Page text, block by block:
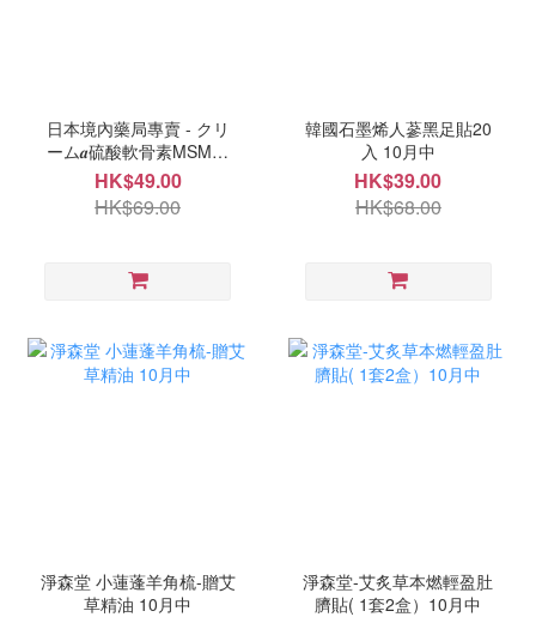
日本境內藥局專賣 - クリ
ーム𝒂硫酸軟骨素MSM膠
原關活霜150g 10月中
HK$49.00
HK$69.00
韓國石墨烯人蔘黑足貼20
入 10月中
HK$39.00
HK$68.00
淨森堂 小蓮蓬羊角梳-贈艾
草精油 10月中
淨森堂-艾炙草本燃輕盈肚
臍貼( 1套2盒）10月中